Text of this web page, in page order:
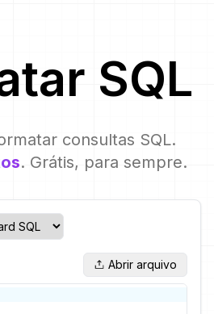
SQL
consultas SQL.
. Grátis, para sempre.
Abrir arquivo